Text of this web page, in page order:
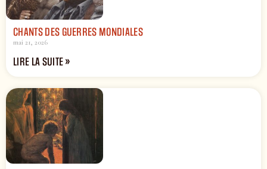
CHANTS DES GUERRES MONDIALES
mai 21, 2026
LIRE LA SUITE »